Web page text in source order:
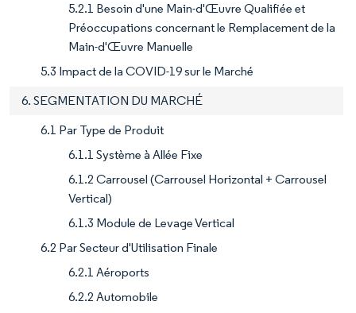
5.2.1 Besoin d'une Main-d'Œuvre Qualifiée et
Préoccupations concernant le Remplacement de la
Main-d'Œuvre Manuelle
5.3 Impact de la COVID-19 sur le Marché
6. SEGMENTATION DU MARCHÉ
6.1 Par Type de Produit
6.1.1 Système à Allée Fixe
6.1.2 Carrousel (Carrousel Horizontal + Carrousel
Vertical)
6.1.3 Module de Levage Vertical
6.2 Par Secteur d'Utilisation Finale
6.2.1 Aéroports
6.2.2 Automobile